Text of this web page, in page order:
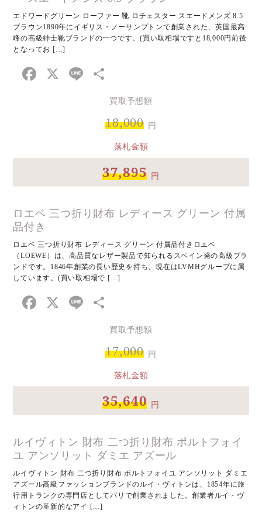
エドワードグリーン ローファー 靴 ロチェスター スエードメンズ 8.5
ブラウン1890年にイギリス・ノーサンプトンで創業された、英国最高
峰の高級紳士靴ブランドの一つです。(買い取相場ですと18,000円前後
となってお […]
Facebook
X Line
有
買取予想額
18,000 円
落札金額
37,895 円
ロエベ 三つ折り財布 レディース グリーン 付属
品付き
ロエベ 三つ折り財布 レディース グリーン 付属品付きロエベ
（LOEWE）は、高品質なレザー製品で知られるスペイン発の高級ブラ
ンドです。1846年創業の長い歴史を持ち、現在はLVMHグループに属
しています。(買い取相場で […]
Facebook
X Line
有
買取予想額
17,000 円
落札金額
35,640 円
ルイヴィトン 財布 二つ折り財布 ポルトフォイ
ユ アンソリット ダミエ アズール
ルイヴィトン 財布 二つ折り財布 ポルトフォイユ アンソリット ダミエ
アズール高級ファッションブランドのルイ・ヴィトンは、1854年に旅
行用トランクの専門店としてパリで創業されました。創業者ルイ・ヴ
ィトンの革新的なアイ […]